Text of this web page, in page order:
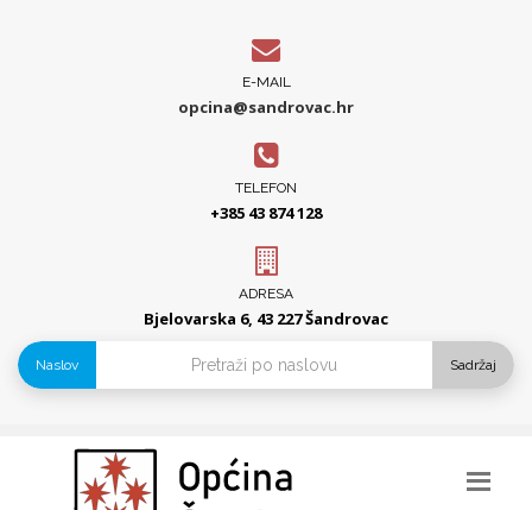
E-MAIL
opcina@sandrovac.hr
TELEFON
+385 43 874 128
ADRESA
Bjelovarska 6, 43 227 Šandrovac
Naslov Sadržaj